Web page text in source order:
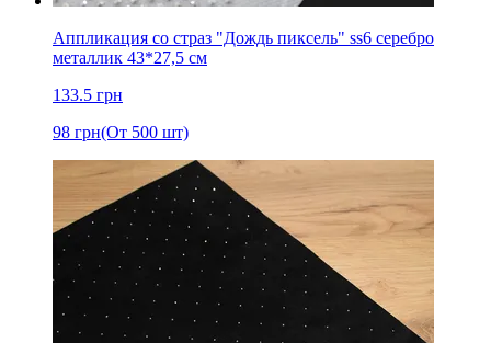
Аппликация со страз "Дождь пиксель" ss6 серебро
металлик 43*27,5 см
133.5 грн
98 грн(От 500 шт)